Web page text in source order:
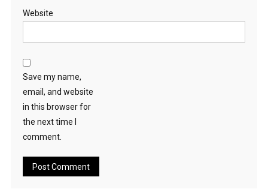
Website
Save my name,
email, and website
in this browser for
the next time I
comment.